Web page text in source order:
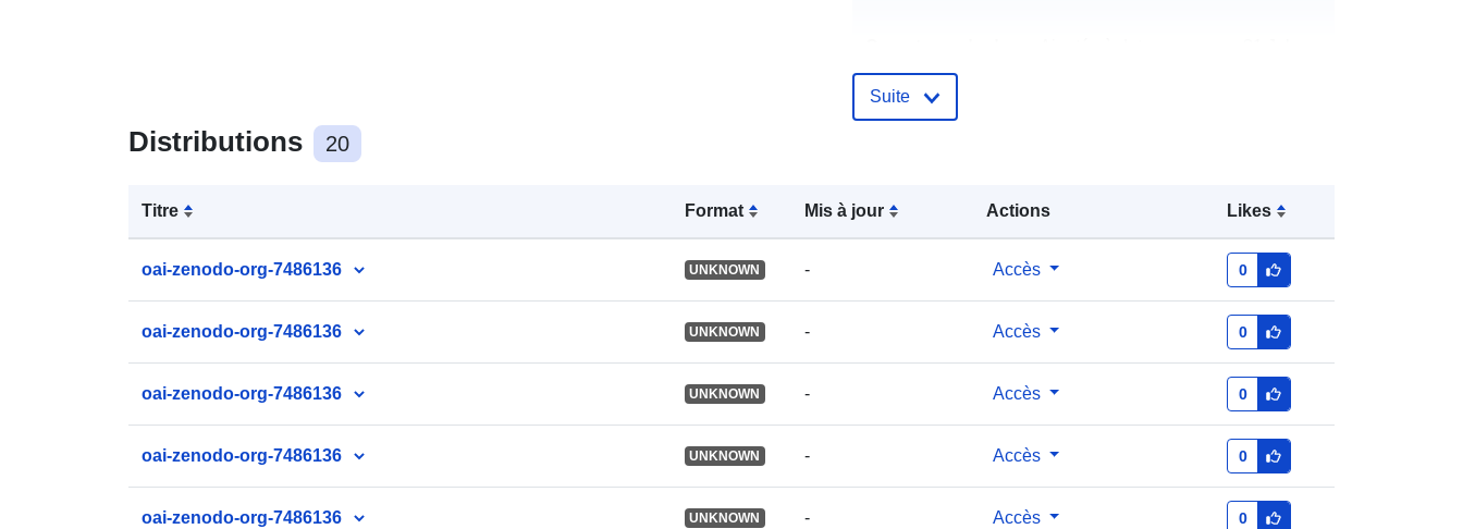
Distributions 20
Titre Format Mis à jour Actions Likes
oai-zenodo-org-7486136 UNKNOWN - Accès 0
oai-zenodo-org-7486136 UNKNOWN - Accès 0
oai-zenodo-org-7486136 UNKNOWN - Accès 0
oai-zenodo-org-7486136 UNKNOWN - Accès 0
oai-zenodo-org-7486136 UNKNOWN - Accès 0
catalogue:
136
http://data.europa.eu/88u/dataset/oai
-zenodo-org-7486136
Est une version
https://doi.org/10.5281/zenodo.7486
Suite